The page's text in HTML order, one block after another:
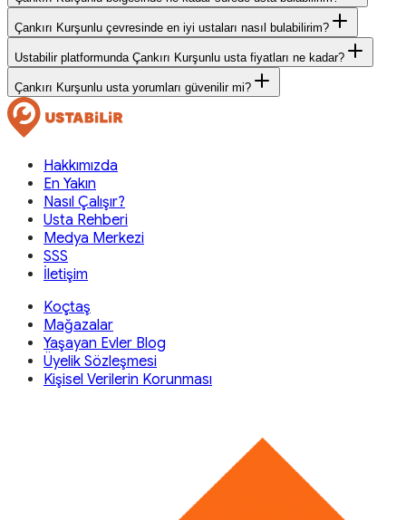
Çankırı Kurşunlu çevresinde en iyi ustaları nasıl bulabilirim?
Ustabilir platformunda Çankırı Kurşunlu usta fiyatları ne kadar?
Çankırı Kurşunlu usta yorumları güvenilir mi?
Hakkımızda
En Yakın
Nasıl Çalışır?
Usta Rehberi
Medya Merkezi
SSS
İletişim
Koçtaş
Mağazalar
Yaşayan Evler Blog
Üyelik Sözleşmesi
Kişisel Verilerin Korunması